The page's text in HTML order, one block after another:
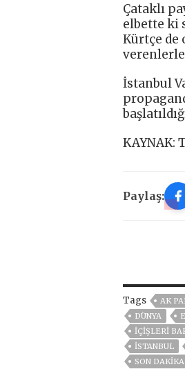
Çataklı
elbette ki
Kürtçe de
İstanbul
KAYNAK:
Paylaş:
Tags AK
DÜNYA
İÇIŞLERI
ISTANBUL
SON DAKIKA